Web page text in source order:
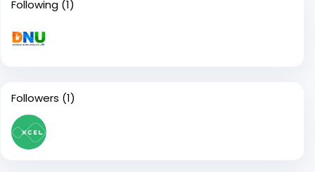
Following (1)
Followers (1)